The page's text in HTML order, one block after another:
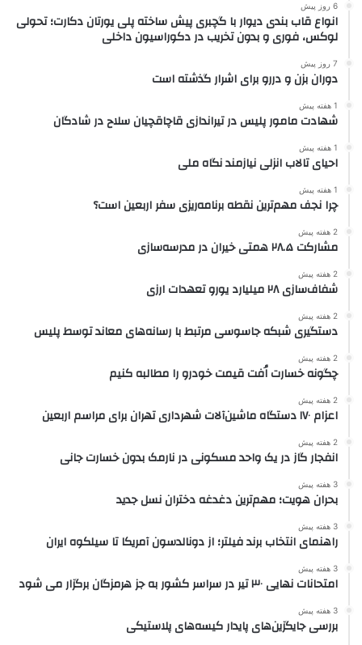
6 روز پیش
انواع قاب بندی دیوار با گچبری پیش ساخته پلی یورتان دکارت؛ تحولی
لوکس، فوری و بدون تخریب در دکوراسیون داخلی
7 روز پیش
دوران بزن و دررو برای اشرار گذشته است
1 هفته پیش
شهادت مامور پلیس در تیراندازی قاچاقچیان سلاح در شادگان
1 هفته پیش
احیای تالاب انزلی نیازمند نگاه ملی
1 هفته پیش
چرا نجف مهم‌ترین نقطه برنامه‌ریزی سفر اربعین است؟
2 هفته پیش
مشارکت ۲۸.۵ همتی خیران در مدرسه‌سازی
2 هفته پیش
شفاف‌سازی ۲۸ میلیارد یورو تعهدات ارزی
2 هفته پیش
دستگیری شبکه جاسوسی مرتبط با رسانه‌های معاند توسط پلیس
2 هفته پیش
چگونه خسارت اُفت قیمت خودرو را مطالبه کنیم
2 هفته پیش
اعزام ۱۷۰ دستگاه ماشین‌آلات شهرداری تهران برای مراسم اربعین
2 هفته پیش
انفجار گاز در یک واحد مسکونی در نارمک بدون خسارت جانی
3 هفته پیش
بحران هویت؛ مهم‌ترین دغدغه دختران نسل جدید
3 هفته پیش
راهنمای انتخاب برند فیلتر؛ از دونالدسون آمریکا تا سیلکوه ایران
3 هفته پیش
امتحانات نهایی ۳۰ تیر در سراسر کشور به جز هرمزگان برگزار می شود
3 هفته پیش
بررسی جایگزین‌های پایدار کیسه‌های پلاستیکی